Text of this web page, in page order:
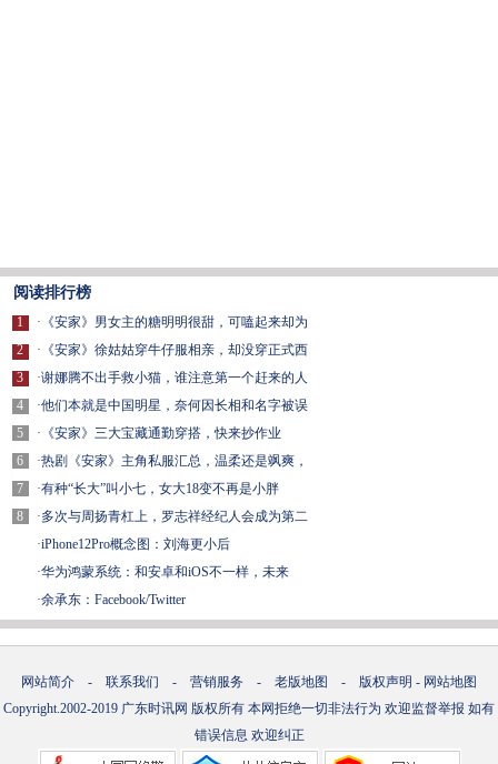
阅读排行榜
1
2
3
4
5
6
7
8
· 《安家》男女主的糖明明很甜，可嗑起来却为
· 《安家》徐姑姑穿牛仔服相亲，却没穿正式西
·谢娜腾不出手救小猫，谁注意第一个赶来的人
·他们本就是中国明星，奈何因长相和名字被误
· 《安家》三大宝藏通勤穿搭，快来抄作业
·热剧《安家》主角私服汇总，温柔还是飒爽，
·有种“长大”叫小七，女大18变不再是小胖
·多次与周扬青杠上，罗志祥经纪人会成为第二
·iPhone12Pro概念图：刘海更小后
·华为鸿蒙系统：和安卓和iOS不一样，未来
·余承东：Facebook/Twitter
网站简介 - 联系我们 - 营销服务 - 老版地图 - 版权声明 - 网站地图
Copyright.2002-2019 广东时讯网 版权所有 本网拒绝一切非法行为 欢迎监督举报 如有
错误信息 欢迎纠正